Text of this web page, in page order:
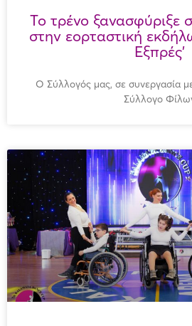
Το τρένο ξανασφύριξε
στην εορταστική
Εξπρές’
Ο Σύλλογός μας, σε συνεργασία
Σύλλογο